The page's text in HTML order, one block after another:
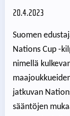
20.4.2023
Suomen
Nations Cup -
nimellä
jatkuvan
sääntöjen